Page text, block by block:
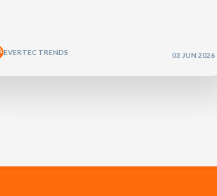
EVERTEC TRENDS 03 JUN 2026